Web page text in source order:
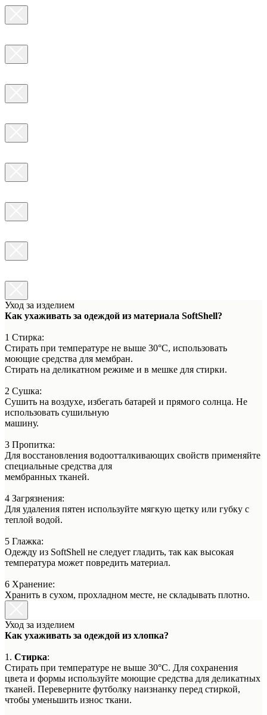
Уход за изделием
Как ухаживать за одеждой из материала SoftShell?
1 Стирка:
Стирать при температуре не выше 30°C, использовать
моющие средства для мембран.
Стирать на деликатном режиме и в мешке для стирки.
2 Сушка:
Сушить на воздухе, избегать батарей и прямого солнца. Не
использовать сушильную
машину.
3 Пропитка:
Для восстановления водоотталкивающих свойств применяйте
специальные средства для
мембранных тканей.
4 Загрязнения:
Для удаления пятен используйте мягкую щетку или губку с
теплой водой.
5 Глажка:
Одежду из SoftShell не следует гладить, так как высокая
температура может повредить материал.
6 Хранение:
Хранить в сухом, прохладном месте, не складывать плотно.
Уход за изделием
Как ухаживать за одеждой из хлопка?
1. Стирка:
Стирать при температуре не выше 30°C. Для сохранения
цвета и формы используйте моющие средства для деликатных
тканей. Переверните футболку наизнанку перед стиркой,
чтобы уменьшить износ ткани.